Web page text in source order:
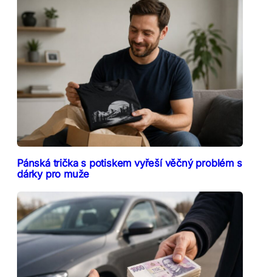
Pánská trička s potiskem vyřeší věčný problém s
dárky pro muže